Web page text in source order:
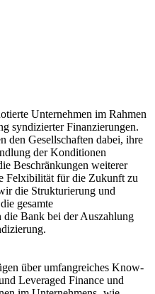
Unternehmen im Rahmen
syndizierter Finanzierungen.
den Gesellschaften dabei, ihre
der Konditionen
Beschränkungen weiterer
Felxibilität für die Zukunft zu
die Strukturierung und
gesamte
Bank bei der Auszahlung
über umfangreiches Know-
Leveraged Finance und